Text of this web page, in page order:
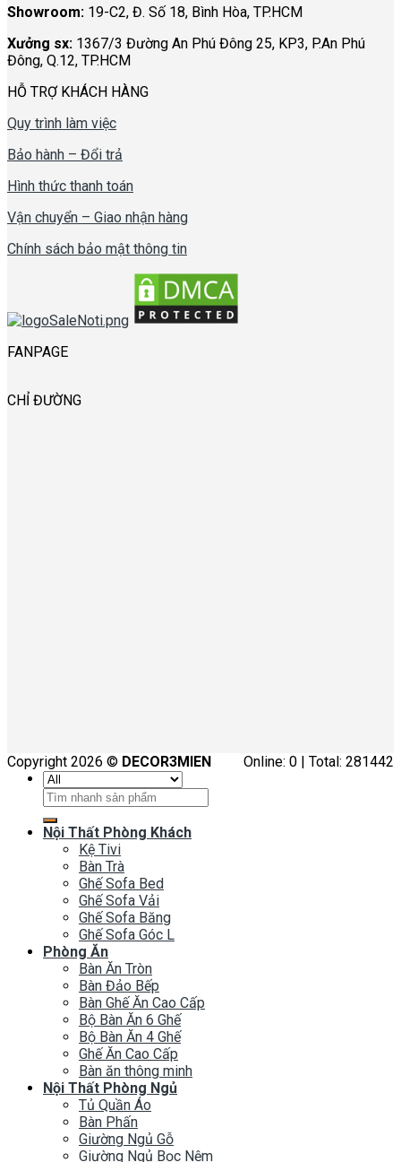
Showroom: 19-C2, Đ. Số 18, Bình Hòa, TP.HCM
Xưởng sx: 1367/3 Đường An Phú Đông 25, KP3, P.An Phú
Đông, Q.12, TP.HCM
HỖ TRỢ KHÁCH HÀNG
Quy trình làm việc
Bảo hành – Đổi trả
Hình thức thanh toán
Vận chuyển – Giao nhận hàng
Chính sách bảo mật thông tin
FANPAGE
CHỈ ĐƯỜNG
Online: 0 | Total: 281442
Copyright 2026 © DECOR3MIEN
Tìm
kiếm:
Nội Thất Phòng Khách
Kệ Tivi
Bàn Trà
Ghế Sofa Bed
Ghế Sofa Vải
Ghế Sofa Băng
Ghế Sofa Góc L
Phòng Ăn
Bàn Ăn Tròn
Bàn Đảo Bếp
Bàn Ghế Ăn Cao Cấp
Bộ Bàn Ăn 6 Ghế
Bộ Bàn Ăn 4 Ghế
Ghế Ăn Cao Cấp
Bàn ăn thông minh
Nội Thất Phòng Ngủ
Tủ Quần Áo
Bàn Phấn
Giường Ngủ Gỗ
Giường Ngủ Bọc Nệm